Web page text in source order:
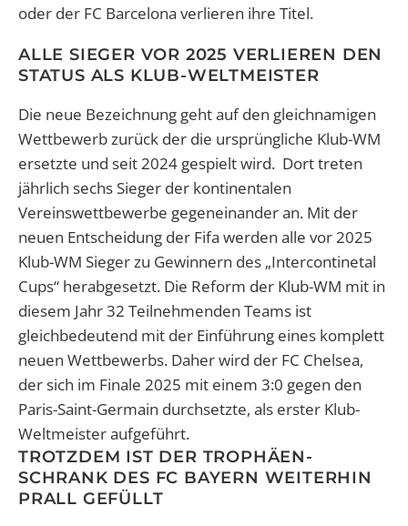
oder der FC Barcelona verlieren ihre Titel.
ALLE SIEGER VOR 2025 VERLIEREN DEN
STATUS ALS KLUB-WELTMEISTER
Die neue Bezeichnung geht auf den gleichnamigen
Wettbewerb zurück der die ursprüngliche Klub-WM
ersetzte und seit 2024 gespielt wird. Dort treten
jährlich sechs Sieger der kontinentalen
Vereinswettbewerbe gegeneinander an. Mit der
neuen Entscheidung der Fifa werden alle vor 2025
Klub-WM Sieger zu Gewinnern des „Intercontinetal
Cups“ herabgesetzt. Die Reform der Klub-WM mit in
diesem Jahr 32 Teilnehmenden Teams ist
gleichbedeutend mit der Einführung eines komplett
neuen Wettbewerbs. Daher wird der FC Chelsea,
der sich im Finale 2025 mit einem 3:0 gegen den
Paris-Saint-Germain durchsetzte, als erster Klub-
Weltmeister aufgeführt.
TROTZDEM IST DER TROPHÄEN-
SCHRANK DES FC BAYERN WEITERHIN
PRALL GEFÜLLT